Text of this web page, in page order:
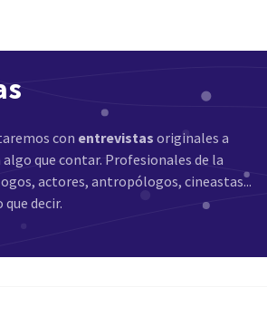
con entrevistas originales a
que contar. Profesionales de la
actores, antropólogos, cineastas...
decir.